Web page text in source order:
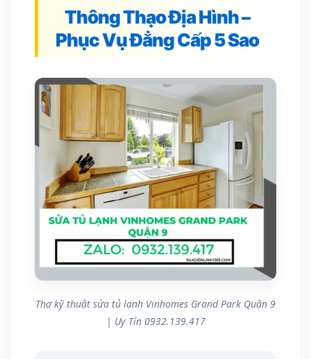
Thông Thạo Địa Hình –
Phục Vụ Đẳng Cấp 5 Sao
Thợ kỹ thuật sửa tủ lạnh Vinhomes Grand Park Quận 9
| Uy Tín 0932.139.417